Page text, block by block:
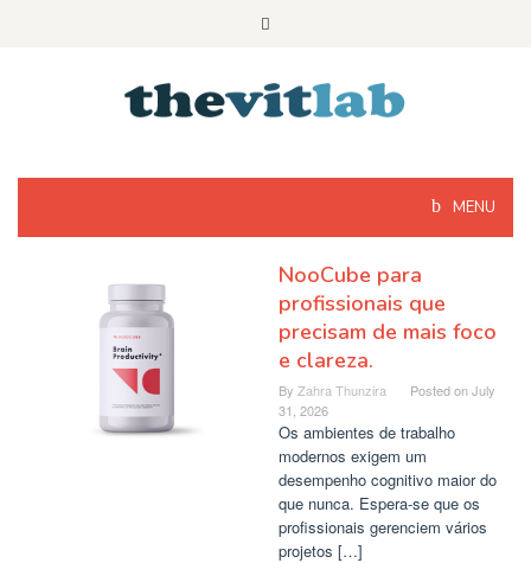
MENU
NooCube para
profissionais que
precisam de mais foco
e clareza.
By Zahra Thunzira Posted onJuly
31, 2026
Os ambientes de trabalho
modernos exigem um
desempenho cognitivo maior do
que nunca. Espera-se que os
profissionais gerenciem vários
projetos […]